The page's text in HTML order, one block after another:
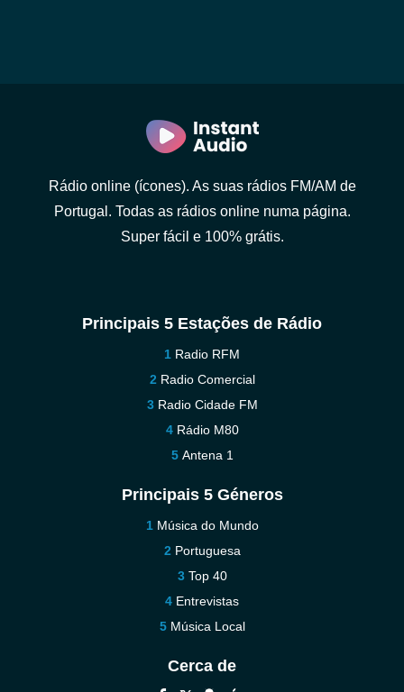
Rádio online (ícones). As suas rádios FM/AM de
Portugal. Todas as rádios online numa página.
Super fácil e 100% grátis.
Principais 5 Estações de Rádio
Radio RFM
Radio Comercial
Radio Cidade FM
Rádio M80
Antena 1
Principais 5 Géneros
Música do Mundo
Portuguesa
Top 40
Entrevistas
Música Local
Cerca de